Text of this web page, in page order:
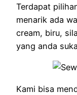
Terdapat
menarik ada
cream, biru,
yang anda
Kami bisa